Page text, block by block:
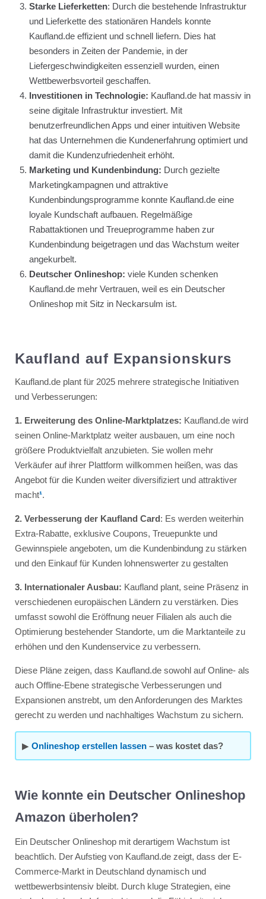
Starke Lieferketten: Durch die bestehende Infrastruktur
und Lieferkette des stationären Handels konnte
Kaufland.de effizient und schnell liefern. Dies hat
besonders in Zeiten der Pandemie, in der
Liefergeschwindigkeiten essenziell wurden, einen
Wettbewerbsvorteil geschaffen.
Investitionen in Technologie: Kaufland.de hat massiv in
seine digitale Infrastruktur investiert. Mit
benutzerfreundlichen Apps und einer intuitiven Website
hat das Unternehmen die Kundenerfahrung optimiert und
damit die Kundenzufriedenheit erhöht.
Marketing und Kundenbindung: Durch gezielte
Marketingkampagnen und attraktive
Kundenbindungsprogramme konnte Kaufland.de eine
loyale Kundschaft aufbauen. Regelmäßige
Rabattaktionen und Treueprogramme haben zur
Kundenbindung beigetragen und das Wachstum weiter
angekurbelt.
Deutscher Onlineshop: viele Kunden schenken
Kaufland.de mehr Vertrauen, weil es ein Deutscher
Onlineshop mit Sitz in Neckarsulm ist.
Kaufland auf Expansionskurs
Kaufland.de plant für 2025 mehrere strategische Initiativen
und Verbesserungen:
1. Erweiterung des Online-Marktplatzes: Kaufland.de wird
seinen Online-Marktplatz weiter ausbauen, um eine noch
größere Produktvielfalt anzubieten. Sie wollen mehr
Verkäufer auf ihrer Plattform willkommen heißen, was das
Angebot für die Kunden weiter diversifiziert und attraktiver
macht¹.
2. Verbesserung der Kaufland Card: Es werden weiterhin
Extra-Rabatte, exklusive Coupons, Treuepunkte und
Gewinnspiele angeboten, um die Kundenbindung zu stärken
und den Einkauf für Kunden lohnenswerter zu gestalten
3. Internationaler Ausbau: Kaufland plant, seine Präsenz in
verschiedenen europäischen Ländern zu verstärken. Dies
umfasst sowohl die Eröffnung neuer Filialen als auch die
Optimierung bestehender Standorte, um die Marktanteile zu
erhöhen und den Kundenservice zu verbessern.
Diese Pläne zeigen, dass Kaufland.de sowohl auf Online- als
auch Offline-Ebene strategische Verbesserungen und
Expansionen anstrebt, um den Anforderungen des Marktes
gerecht zu werden und nachhaltiges Wachstum zu sichern.
▶ Onlineshop erstellen lassen – was kostet das?
Wie konnte ein Deutscher Onlineshop
Amazon überholen?
Ein Deutscher Onlineshop mit derartigem Wachstum ist
beachtlich. Der Aufstieg von Kaufland.de zeigt, dass der E-
Commerce-Markt in Deutschland dynamisch und
wettbewerbsintensiv bleibt. Durch kluge Strategien, eine